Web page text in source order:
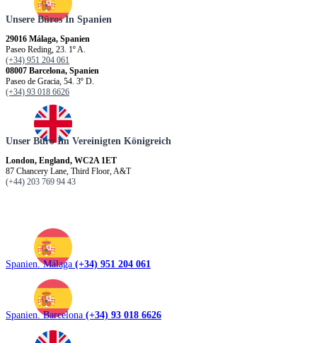
Unsere Büros In Spanien
29016 Málaga, Spanien
Paseo Reding, 23. 1º A.
(+34) 951 204 061
08007 Barcelona, Spanien
Paseo de Gracia, 54. 3º D.
(+34) 93 018 6626
Unser Büro Im Vereinigten Königreich
London, England, WC2A 1ET
87 Chancery Lane, Third Floor, A&T
(+44) 203 769 94 43
Spanien. Málaga (+34) 951 204 061
Spanien. Barcelona (+34) 93 018 6626